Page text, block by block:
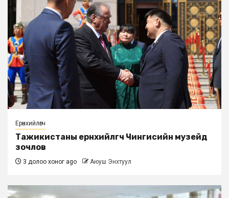
Ерөнхийлөгч
Тажикистаны ерөнхийлөгч Чингисийн музейд
зочлов
3 долоо хоног ago Аюуш Энхтуул